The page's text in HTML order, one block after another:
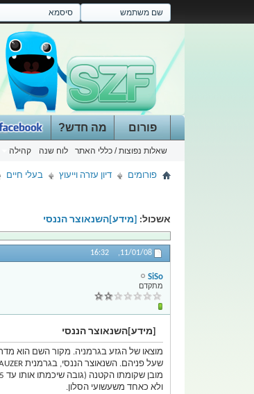
פורום
שאלות נפוצות / כללי האתר לוח שנה קהילה
מה חדש?
פורומים דיון עזרה וייעוץ בעלי חיים
אשכול: [מידע]השנאוצר הננסי
11/01/08,
16:32
SiSo
מתקדם
[מידע]השנאוצר הננסי
מוצאו של הגזע בגרמניה. מקור השם הוא
שעל פניהם. השנאוצר הננסי, בגרמנית ZWERG SCHNAUZER , הוא העתק מדוייק אך מוקטן של אחיו הענק והבינוני, ששמר על כל מאפיניהם החיוביים של הגזעים הללו.
ולא כאחד משעשועי הסלון.